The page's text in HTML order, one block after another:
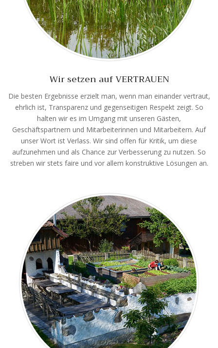
Wir setzen auf VERTRAUEN
Die besten Ergebnisse erzielt man, wenn man einander vertraut,
ehrlich ist, Transparenz und gegenseitigen Respekt zeigt. So
halten wir es im Umgang mit unseren Gästen,
Geschäftspartnern und Mitarbeiterinnen und Mitarbeitern. Auf
unser Wort ist Verlass. Wir sind offen für Kritik, um diese
aufzunehmen und als Chance zur Verbesserung zu nutzen. So
streben wir stets faire und vor allem konstruktive Lösungen an.